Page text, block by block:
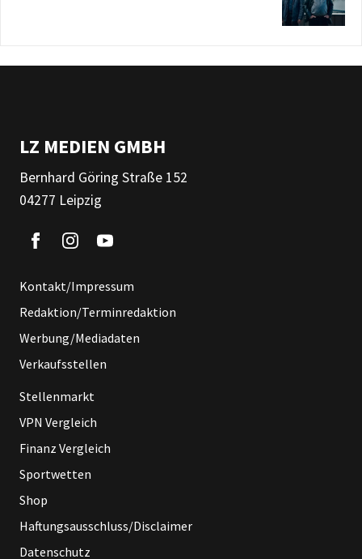
LZ MEDIEN GMBH
Bernhard Göring Straße 152
04277 Leipzig
Kontakt/Impressum
Redaktion/Terminredaktion
Werbung/Mediadaten
Verkaufsstellen
Stellenmarkt
VPN Vergleich
Finanz Vergleich
Sportwetten
Shop
Haftungsausschluss/Disclaimer
Datenschutz